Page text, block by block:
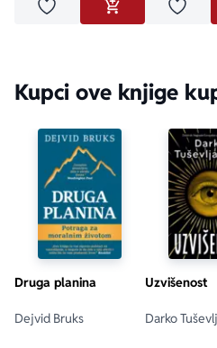
Dodaj u omiljeneDODAJ U KORPU
Dodaj
Kupci ove knjige
Druga planina
Dejvid Bruks
Uzvišenost
Darko